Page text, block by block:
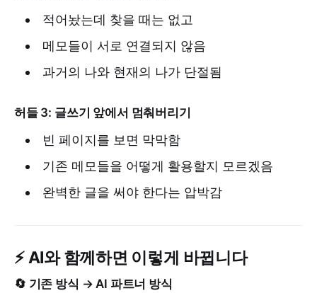
적어놨는데 찾을 때는 없고
메모들이 서로 연결되지 않음
과거의 나와 현재의 나가 단절됨
허들 3: 글쓰기 앞에서 멈춰버리기
빈 페이지를 보면 막막함
기존 메모들을 어떻게 활용할지 모르겠음
완벽한 글을 써야 한다는 압박감
⚡ AI와 함께하면 이렇게 바뀝니다
🔄 기존 방식 → AI 파트너 방식